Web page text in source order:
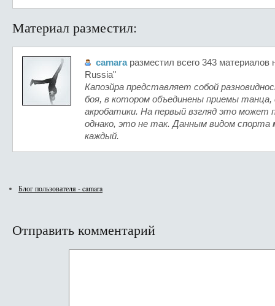
Материал разместил:
camaraразместил всего 343 материалов
Russia"
Капоэйра представляет собой
боя, в котором объединены приемы танца,
акробатики. На первый взгляд это
однако, это не так. Данным видом
каждый.
Блог пользователя - camara
Отправить комментарий